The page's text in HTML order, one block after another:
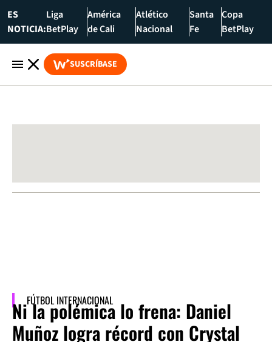
ES
NOTICIA:
Liga
BetPlay
América
de Cali
Atlético
Nacional
Santa
Fe
Copa
BetPlay
SUSCRÍBASE
FÚTBOL INTERNACIONAL
Ni la polémica lo frena: Daniel
Muñoz logra récord con Crystal